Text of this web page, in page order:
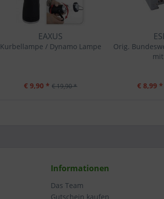
EAXUS
Kurbellampe / Dynamo Lampe
€ 9,90 * € 19,90 *
Orig.
€ 8,99 *
Informationen
Das Team
Gutschein kaufen